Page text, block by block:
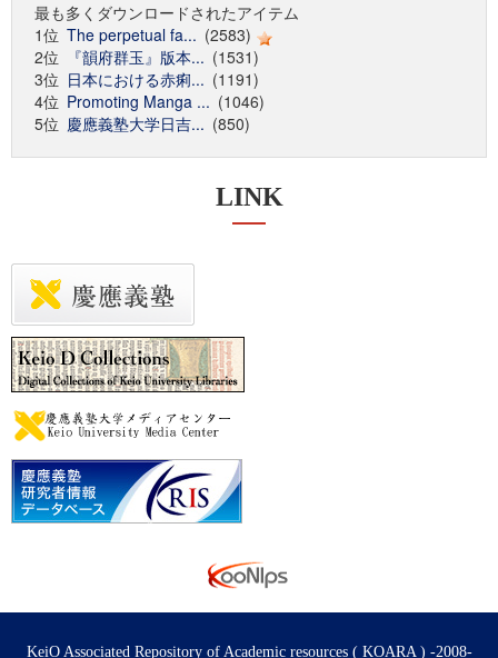
最も多くダウンロードされたアイテム
1位 The perpetual fa... (2583)
2位
『韻府群玉』版本... (1531)
3位 日本における赤痢... (1191)
4位 Promoting Manga ... (1046)
5位 慶應義塾大学日吉... (850)
LINK
KeiO Associated Repository of Academic resources ( KOARA ) -2008-